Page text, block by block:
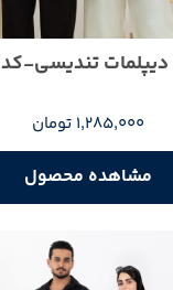
تندیسی-کد4894
1,285,000 تومان
مشاهده محصول